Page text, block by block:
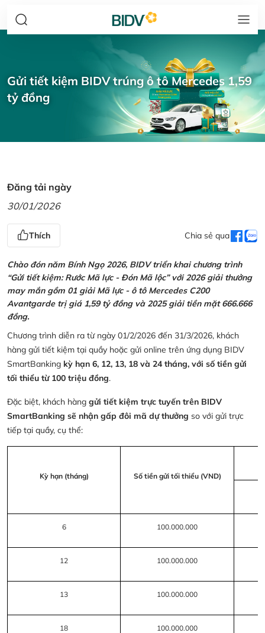
Gửi tiết kiệm BIDV trúng ô tô Mercedes 1,59
tỷ đồng
Đăng tải ngày
30/01/2026
Thích Chia sẻ qua
Chào đón năm Bính Ngọ 2026, BIDV triển khai chương trình
“Gửi tiết kiệm: Rước Mã lực - Đón Mã lộc” với 2026 giải thưởng
may mắn gồm 01 giải Mã lực - ô tô Mercedes C200
Avantgarde trị giá 1,59 tỷ đồng và 2025 giải tiền mặt 666.666
đồng.
Chương trình diễn ra từ ngày 01/2/2026 đến 31/3/2026, khách
hàng gửi tiết kiệm tại quầy hoặc gửi online trên ứng dụng BIDV
SmartBanking kỳ hạn 6, 12, 13, 18 và 24 tháng, với số tiền gửi
tối thiểu từ 100 triệu đồng.
Đặc biệt, khách hàng gửi tiết kiệm trực tuyến trên BIDV
SmartBanking sẽ nhận gấp đôi mã dự thưởng so với gửi trực
tiếp tại quầy, cụ thể:
Kỳ hạn (tháng) Số tiền gửi tối thiểu (VND)
6 100.000.000
12 100.000.000
13 100.000.000
18 100.000.000